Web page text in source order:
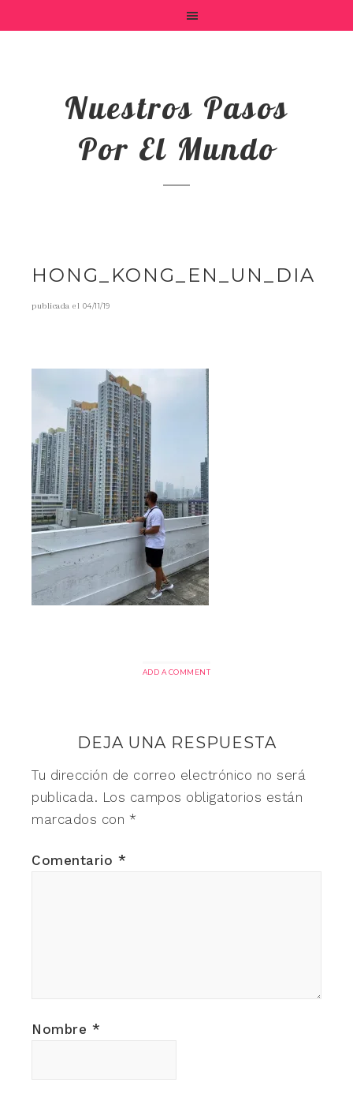
Nuestros Pasos
Por El Mundo
HONG_KONG_EN_UN_DIA
publicada el 04/11/19
ADD A COMMENT
DEJA UNA RESPUESTA
Tu dirección de correo electrónico no será
publicada. Los campos obligatorios están
marcados con *
Comentario *
Nombre *